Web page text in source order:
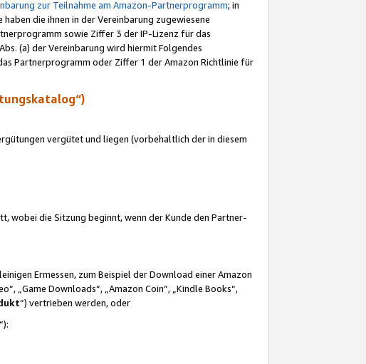
zur Teilnahme am Amazon-Partnerprogramm; in
die ihnen in der Vereinbarung zugewiesene
sowie Ziffer 3 der IP-Lizenz für das
(a) der Vereinbarung wird hiermit Folgendes
Partnerprogramm oder Ziffer 1 der Amazon Richtlinie für
vergütet und liegen (vorbehaltlich der in diesem
wobei die Sitzung beginnt, wenn der Kunde den Partner-
Ermessen, zum Beispiel der Download einer Amazon
„Game Downloads“, „Amazon Coin“, „Kindle Books“,
“) vertrieben werden, oder